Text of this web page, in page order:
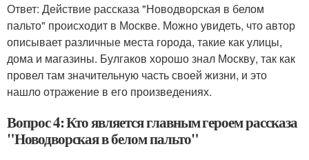
Ответ: Действие рассказа "Новодворская в белом
пальто" происходит в Москве. Можно увидеть, что автор
описывает различные места города, такие как улицы,
дома и магазины. Булгаков хорошо знал Москву, так как
провел там значительную часть своей жизни, и это
нашло отражение в его произведениях.
Вопрос 4: Кто является главным героем рассказа
"Новодворская в белом пальто"